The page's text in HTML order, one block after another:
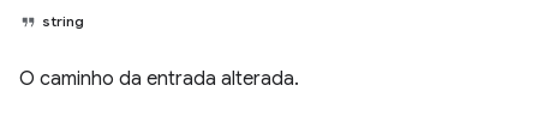
string
O caminho da entrada alterada.